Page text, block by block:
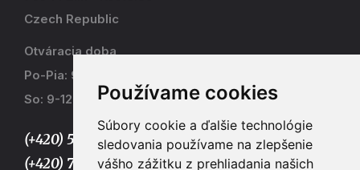
Používame cookies
Súbory cookie a ďalšie technológie
sledovania používame na zlepšenie
vášho zážitku z prehliadania našich
Czech Republic
Otváracia doba
Po-Pia: 9-17
So: 9-12
(+420) 577 915 036,
(+420) 773 667 390